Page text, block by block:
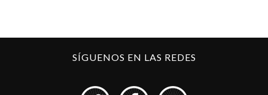
SÍGUENOS EN LAS REDES